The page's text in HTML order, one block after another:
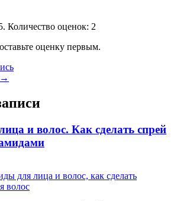
Количество оценок: 2
оценку первым.
→
и волос. Как сделать спрей